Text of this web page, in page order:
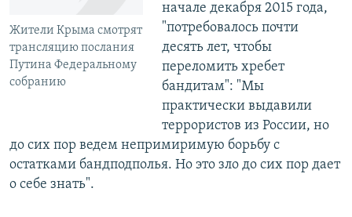
Жители Крыма смотрят
трансляцию послания
Путина Федеральному
собранию
начале декабря 2015 года,
"потребовалось почти
десять лет, чтобы
переломить хребет
бандитам": "Мы
практически выдавили
террористов из России, но
до сих пор ведем непримиримую борьбу с
остатками бандподполья. Но это зло до сих пор дает
о себе знать".